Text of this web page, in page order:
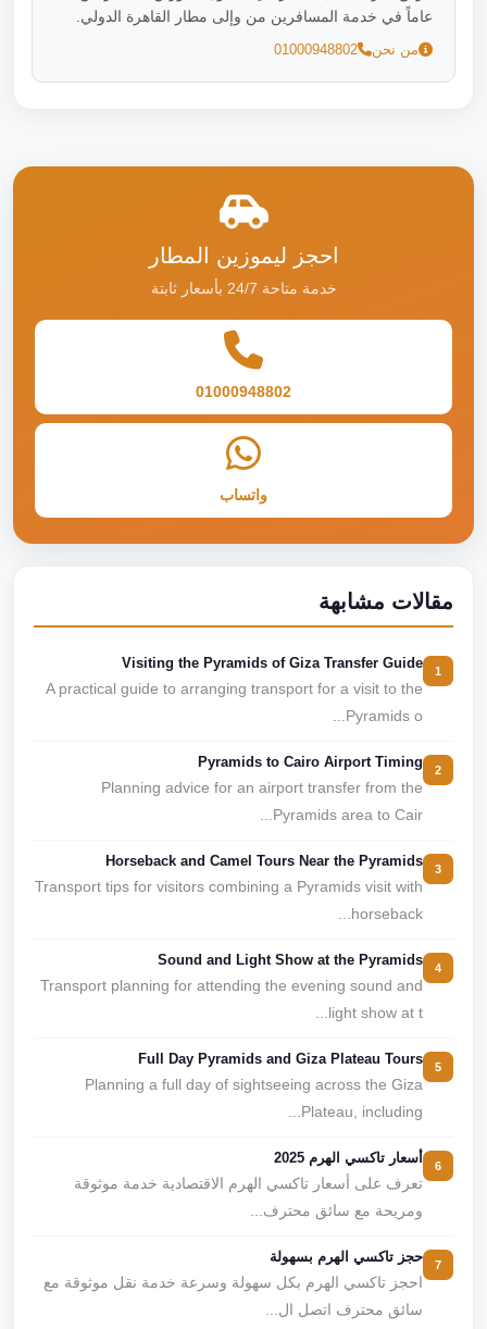
عاماً في خدمة المسافرين من وإلى مطار القاهرة الدولي.
من نحن 01000948802
احجز ليموزين المطار
خدمة متاحة 24/7 بأسعار ثابتة
01000948802
واتساب
مقالات مشابهة
Visiting the Pyramids of Giza Transfer Guide
A practical guide to arranging transport for a visit to the
Pyramids o...
Pyramids to Cairo Airport Timing
Planning advice for an airport transfer from the
Pyramids area to Cair...
Horseback and Camel Tours Near the Pyramids
Transport tips for visitors combining a Pyramids visit with
horseback...
Sound and Light Show at the Pyramids
Transport planning for attending the evening sound and
light show at t...
Full Day Pyramids and Giza Plateau Tours
Planning a full day of sightseeing across the Giza
Plateau, including...
أسعار تاكسي الهرم 2025
تعرف على أسعار تاكسي الهرم الاقتصادية خدمة موثوقة
ومريحة مع سائق محترف...
حجز تاكسي الهرم بسهولة
احجز تاكسي الهرم بكل سهولة وسرعة خدمة نقل موثوقة مع
سائق محترف اتصل ال...